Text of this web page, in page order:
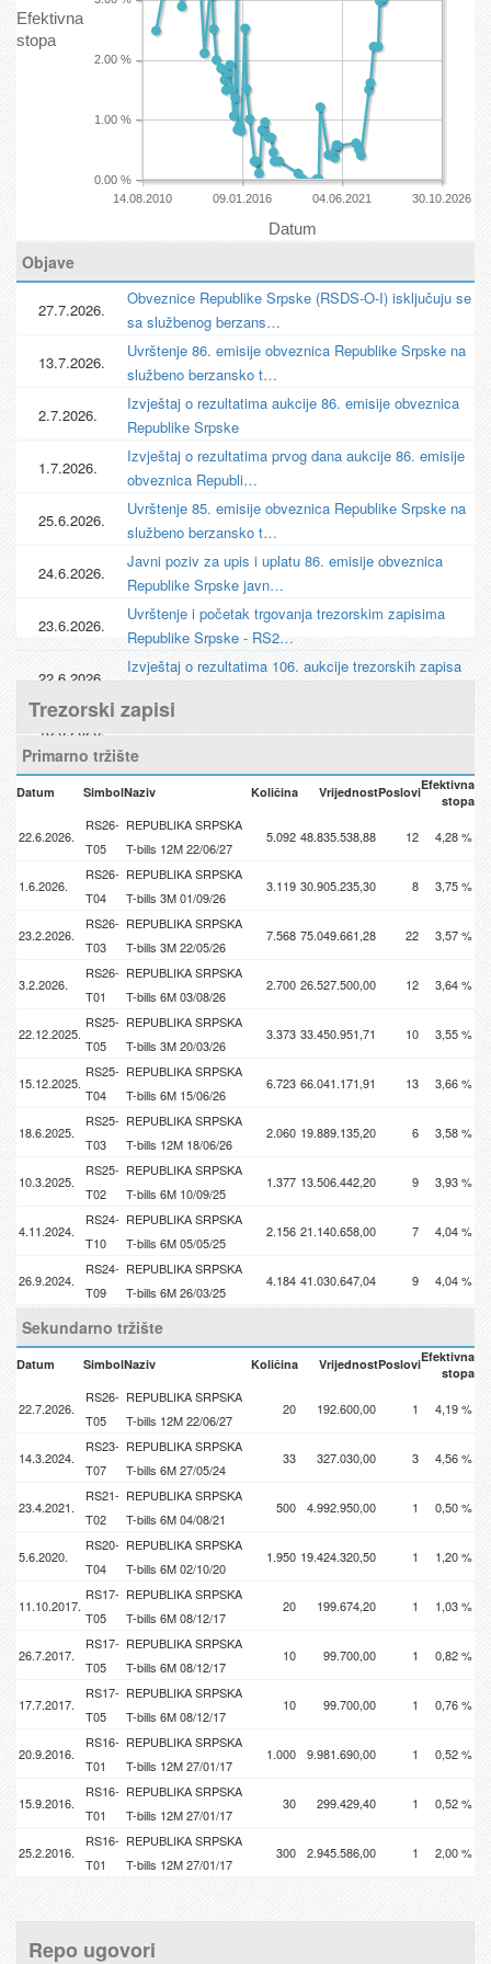
Datum
14.08.2010 09.01.2016 04.06.2021 30.10.2026
Efektivna
stopa
0.00 %
1.00 %
2.00 %
Objave
27.7.2026.
Obveznice Republike Srpske (RSDS-O-I) isključuju se
sa službenog berzans…
13.7.2026.
Uvrštenje 86. emisije obveznica Republike Srpske na
službeno berzansko t…
2.7.2026.
Izvještaj o rezultatima aukcije 86. emisije obveznica
Republike Srpske
1.7.2026.
Izvještaj o rezultatima prvog dana aukcije 86. emisije
obveznica Republi…
25.6.2026.
Uvrštenje 85. emisije obveznica Republike Srpske na
službeno berzansko t…
24.6.2026.
Javni poziv za upis i uplatu 86. emisije obveznica
Republike Srpske javn…
23.6.2026.
Uvrštenje i početak trgovanja trezorskim zapisima
Republike Srpske - RS2…
22.6.2026.
Izvještaj o rezultatima 106. aukcije trezorskih zapisa
18.6.2026.
Izvještaj o rezultatima aukcije 85. emisije obveznica
17.6.2026.
Izvještaj o rezultatima prvog dana aukcije 85. emisije
obveznica Republi…
15.6.2026.
106. aukcija trezorskih zapisa Republike Srpske na
Banjalučkoj berzi
Trezorski zapisi
Primarno tržište
Datum SimbolNaziv Količina VrijednostPosloviEfektivna
stopa
22.6.2026.
RS26-
T05
REPUBLIKA SRPSKA
T-bills 12M 22/06/27
5.092 48.835.538,88 12 4,28 %
1.6.2026.
RS26-
T04
REPUBLIKA SRPSKA
T-bills 3M 01/09/26
3.119 30.905.235,30 8 3,75 %
23.2.2026.
RS26-
T03
REPUBLIKA SRPSKA
T-bills 3M 22/05/26
7.568 75.049.661,28 22 3,57 %
3.2.2026.
RS26-
T01
REPUBLIKA SRPSKA
T-bills 6M 03/08/26
2.700 26.527.500,00 12 3,64 %
22.12.2025.
RS25-
T05
REPUBLIKA SRPSKA
T-bills 3M 20/03/26
3.373 33.450.951,71 10 3,55 %
15.12.2025.
RS25-
T04
REPUBLIKA SRPSKA
T-bills 6M 15/06/26
6.723 66.041.171,91 13 3,66 %
18.6.2025.
RS25-
T03
REPUBLIKA SRPSKA
T-bills 12M 18/06/26
2.060 19.889.135,20 6 3,58 %
10.3.2025.
RS25-
T02
REPUBLIKA SRPSKA
T-bills 6M 10/09/25
1.377 13.506.442,20 9 3,93 %
4.11.2024.
RS24-
T10
REPUBLIKA SRPSKA
T-bills 6M 05/05/25
2.156 21.140.658,00 7 4,04 %
26.9.2024.
RS24-
T09
REPUBLIKA SRPSKA
T-bills 6M 26/03/25
4.184 41.030.647,04 9 4,04 %
Sekundarno tržište
Datum SimbolNaziv Količina VrijednostPosloviEfektivna
stopa
22.7.2026.
RS26-
T05
REPUBLIKA SRPSKA
T-bills 12M 22/06/27
20 192.600,00 1 4,19 %
14.3.2024.
RS23-
T07
REPUBLIKA SRPSKA
T-bills 6M 27/05/24
33 327.030,00 3 4,56 %
23.4.2021.
RS21-
T02
REPUBLIKA SRPSKA
T-bills 6M 04/08/21
500 4.992.950,00 1 0,50 %
5.6.2020.
RS20-
T04
REPUBLIKA SRPSKA
T-bills 6M 02/10/20
1.950 19.424.320,50 1 1,20 %
11.10.2017.
RS17-
T05
REPUBLIKA SRPSKA
T-bills 6M 08/12/17
20 199.674,20 1 1,03 %
26.7.2017.
RS17-
T05
REPUBLIKA SRPSKA
T-bills 6M 08/12/17
10 99.700,00 1 0,82 %
17.7.2017.
RS17-
T05
REPUBLIKA SRPSKA
T-bills 6M 08/12/17
10 99.700,00 1 0,76 %
20.9.2016.
RS16-
T01
REPUBLIKA SRPSKA
T-bills 12M 27/01/17
1.000 9.981.690,00 1 0,52 %
15.9.2016.
RS16-
T01
REPUBLIKA SRPSKA
T-bills 12M 27/01/17
30 299.429,40 1 0,52 %
25.2.2016.
RS16-
T01
REPUBLIKA SRPSKA
T-bills 12M 27/01/17
300 2.945.586,00 1 2,00 %
Repo ugovori